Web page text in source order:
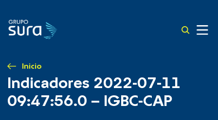
Inicio
Indicadores 2022-07-11
09:47:56.0 – IGBC-CAP